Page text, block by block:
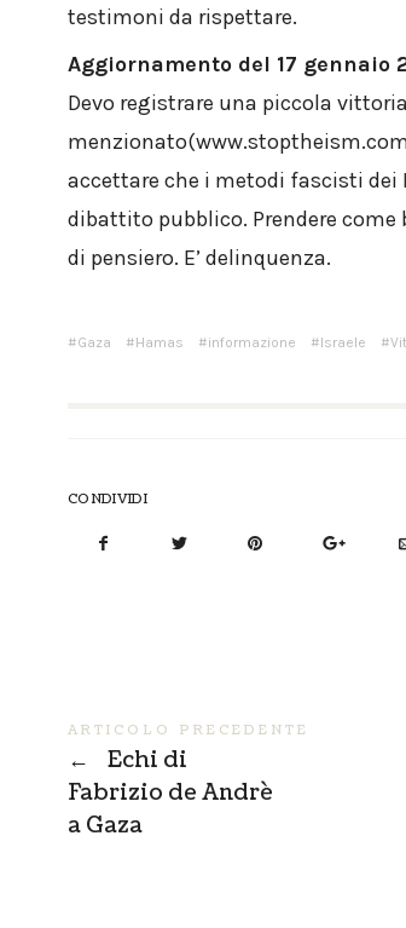
testimoni da rispettare.
Aggiornamento del 17 gennaio
Devo registrare una piccola
accettare che i metodi fascisti
dibattito pubblico. Prendere
di pensiero. E’ delinquenza.
Gaza Hamas informazione Israele
CONDIVIDI
ARTICOLO PRECEDENTE
←
Echi di
Fabrizio de Andrè
a Gaza